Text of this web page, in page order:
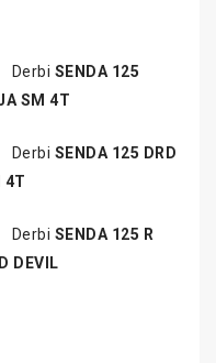
Derbi SENDA 125
SM 4T
Derbi SENDA 125 DRD
4T
Derbi SENDA 125 R
DEVIL